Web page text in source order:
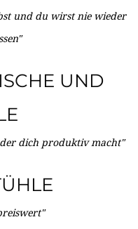
und du wirst nie wieder
UND
dich produktiv macht"